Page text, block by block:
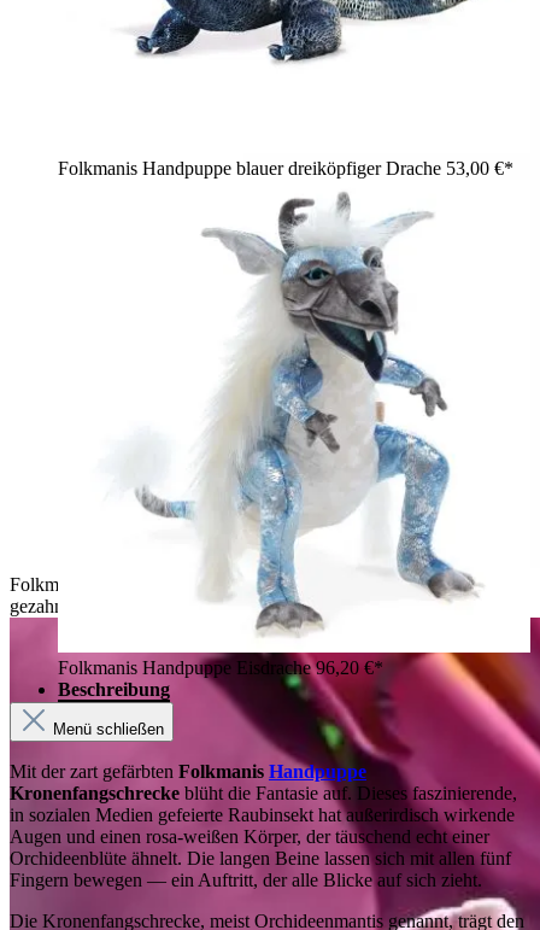
Folkmanis Handpuppe Kronenfangschrecke in Rosa-Weiß mit
gezahnten Fangarmen und Flügeln, auf einer Hand geführt
Folkmanis Handpuppe blauer dreiköpfiger Drache 53,00 €*
Folkmanis Handpuppe Eisdrache96,20 €*
Beschreibung
Menü schließen
Mit der zart gefärbten Folkmanis Handpuppe
Kronenfangschrecke blüht die Fantasie auf. Dieses faszinierende,
in sozialen Medien gefeierte Raubinsekt hat außerirdisch wirkende
Augen und einen rosa-weißen Körper, der täuschend echt einer
Orchideenblüte ähnelt. Die langen Beine lassen sich mit allen fünf
Fingern bewegen — ein Auftritt, der alle Blicke auf sich zieht.
Die Kronenfangschrecke, meist Orchideenmantis genannt, trägt den